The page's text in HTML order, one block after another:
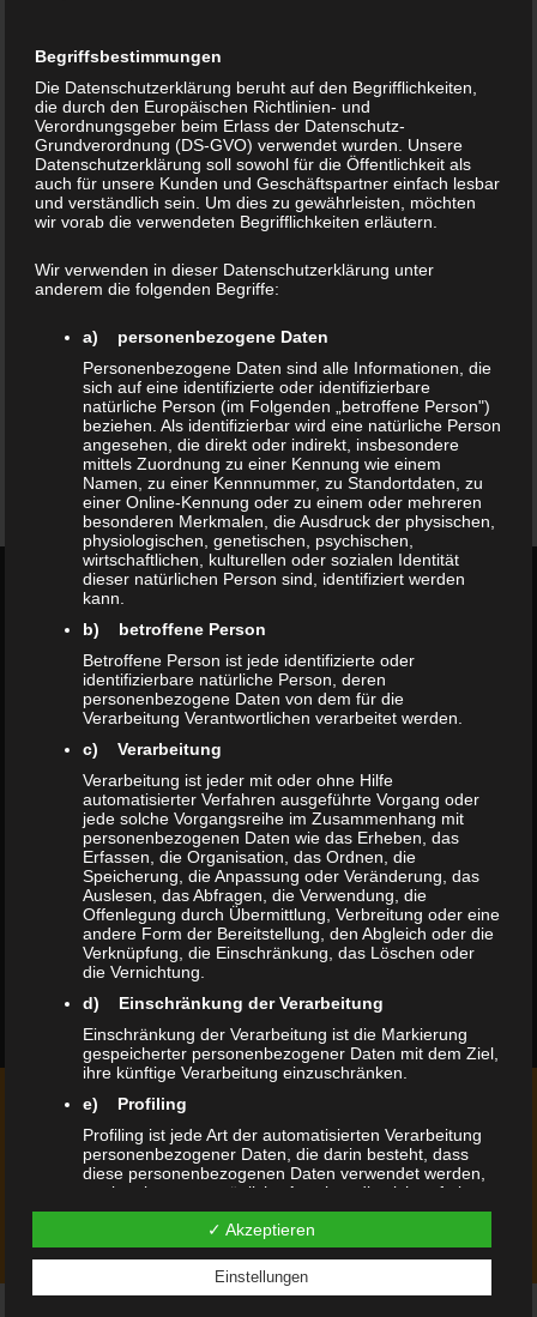
Professionelle Planung
Hochwertige Fertigung
Glückliche Kunden
BEREITS UMGESETZTE
PROJEKTE
SIE WÜNSCHEN EIN INDIVIDUELLES
ANGEBOT?
KONTAKT
Begriffsbestimmungen
Die Datenschutzerklärung beruht auf den Begrifflichkeiten,
die durch den Europäischen Richtlinien- und
Verordnungsgeber beim Erlass der Datenschutz-
Grundverordnung (DS-GVO) verwendet wurden. Unsere
Datenschutzerklärung soll sowohl für die Öffentlichkeit als
auch für unsere Kunden und Geschäftspartner einfach lesbar
und verständlich sein. Um dies zu gewährleisten, möchten
wir vorab die verwendeten Begrifflichkeiten erläutern.
Wir verwenden in dieser Datenschutzerklärung unter
anderem die folgenden Begriffe:
a) personenbezogene Daten
Personenbezogene Daten sind alle Informationen, die
sich auf eine identifizierte oder identifizierbare
natürliche Person (im Folgenden „betroffene Person")
beziehen. Als identifizierbar wird eine natürliche Person
angesehen, die direkt oder indirekt, insbesondere
mittels Zuordnung zu einer Kennung wie einem
Namen, zu einer Kennnummer, zu Standortdaten, zu
einer Online-Kennung oder zu einem oder mehreren
besonderen Merkmalen, die Ausdruck der physischen,
physiologischen, genetischen, psychischen,
wirtschaftlichen, kulturellen oder sozialen Identität
dieser natürlichen Person sind, identifiziert werden
kann.
b) betroffene Person
Betroffene Person ist jede identifizierte oder
identifizierbare natürliche Person, deren
personenbezogene Daten von dem für die
Verarbeitung Verantwortlichen verarbeitet werden.
c) Verarbeitung
Verarbeitung ist jeder mit oder ohne Hilfe
automatisierter Verfahren ausgeführte Vorgang oder
jede solche Vorgangsreihe im Zusammenhang mit
personenbezogenen Daten wie das Erheben, das
Erfassen, die Organisation, das Ordnen, die
Speicherung, die Anpassung oder Veränderung, das
Auslesen, das Abfragen, die Verwendung, die
Offenlegung durch Übermittlung, Verbreitung oder eine
andere Form der Bereitstellung, den Abgleich oder die
Verknüpfung, die Einschränkung, das Löschen oder
die Vernichtung.
d) Einschränkung der Verarbeitung
Einschränkung der Verarbeitung ist die Markierung
gespeicherter personenbezogener Daten mit dem Ziel,
ihre künftige Verarbeitung einzuschränken.
e) Profiling
Profiling ist jede Art der automatisierten Verarbeitung
personenbezogener Daten, die darin besteht, dass
diese personenbezogenen Daten verwendet werden,
um bestimmte persönliche Aspekte, die sich auf eine
natürliche Person beziehen, zu bewerten,
insbesondere, um Aspekte bezüglich Arbeitsleistung,
wirtschaftlicher Lage, Gesundheit, persönlicher
Vorlieben, Interessen, Zuverlässigkeit, Verhalten,
Aufenthaltsort oder Ortswechsel dieser natürlichen
✓ Akzeptieren
Einstellungen